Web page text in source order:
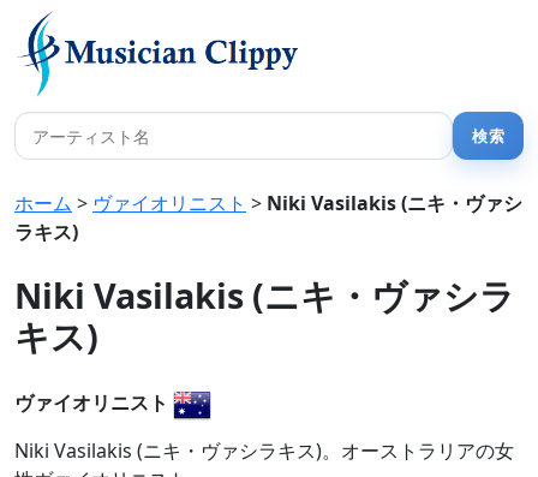
ホーム > ヴァイオリニスト > Niki Vasilakis (ニキ・ヴァシ
ラキス)
Niki Vasilakis (ニキ・ヴァシラ
キス)
ヴァイオリニスト
Niki Vasilakis (ニキ・ヴァシラキス)。オーストラリアの女